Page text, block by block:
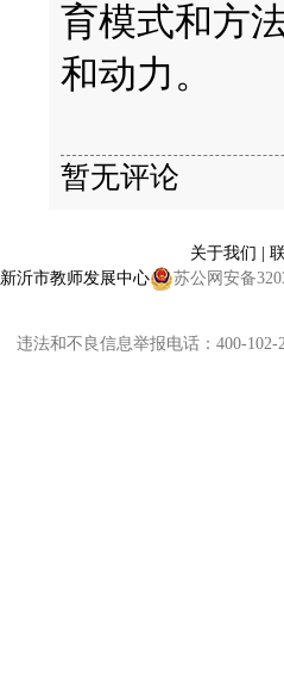
育模式和方
和动力。
暂无评论
关于我们 |
新沂市教师发展中心
苏公网安备
违法和不良信息举报电话：400-